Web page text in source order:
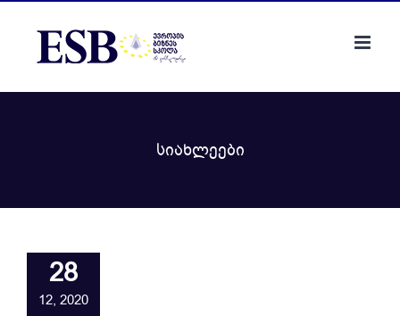
სიახლეები
28
12, 2020